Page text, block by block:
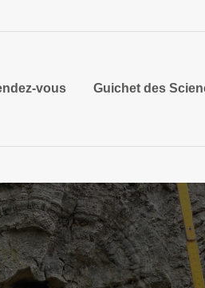
vous Guichet des